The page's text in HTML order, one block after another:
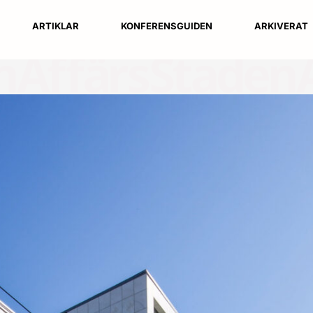
ARTIKLAR KONFERENSGUIDEN ARKIVERAT